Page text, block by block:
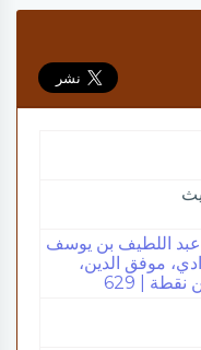
عبد اللطيف بن يوسف
موفق الدين،
| 629